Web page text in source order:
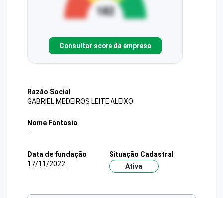
Consultar score da empresa
Razão Social
GABRIEL MEDEIROS LEITE ALEIXO
Nome Fantasia
-
Data de fundação
17/11/2022
Situação Cadastral
Ativa